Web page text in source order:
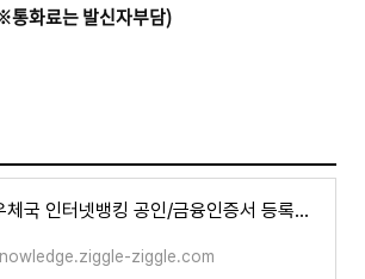
통화료는 발신자부담)
우체국 인터넷뱅킹 공인/금융인증서 등록방법
ziggle.com